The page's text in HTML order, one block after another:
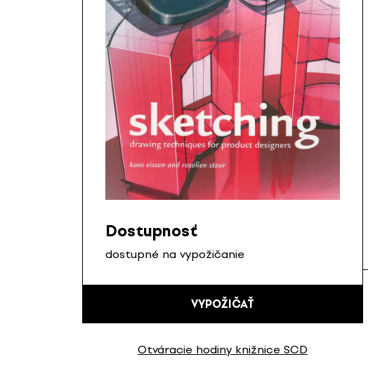
Dostupnosť
dostupné na vypožičanie
VYPOŽIČAŤ
Otváracie hodiny knižnice SCD